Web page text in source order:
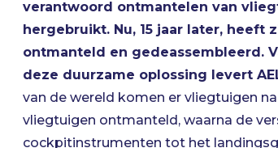
verantwoord ontmantelen van
hergebruikt. Nu, 15 jaar later, heeft
ontmanteld en gedeassembleerd.
deze duurzame oplossing levert
van de wereld komen er vliegtuigen
vliegtuigen ontmanteld, waarna de
cockpitinstrumenten tot het